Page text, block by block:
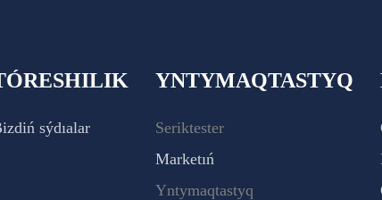
sýdıalar
YNTYMAQTASTYQ
Seriktester
Marketıń
Yntymaqtastyq